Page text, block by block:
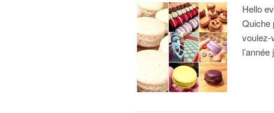
Hello
Quiche
voulez-